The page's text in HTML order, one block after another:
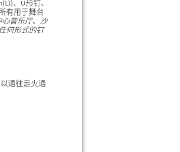
、U形钉、
有用于舞台
心音乐厅、沙
何形式的钉
通往走火通